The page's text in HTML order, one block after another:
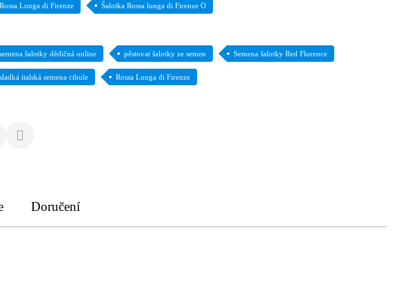
Rossa Lunga di Firenze Šalotka Rossa lunga di Firenze O
semena šalotky dědičná online pěstovat šalotky ze semen Semena šalotky Red Florence
sladká italská semena cibule Rossa Lunga di Firenze
Doručení